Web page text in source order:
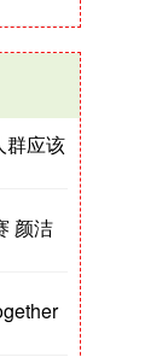
群应该
颜洁